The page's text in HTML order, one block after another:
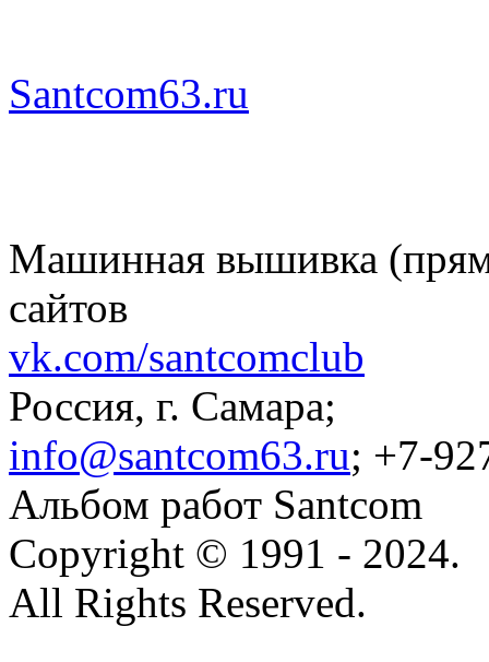
Santcom63.ru
Машинная вышивка
сайтов
vk.com/santcomclub
Россия, г. Самара;
info@santcom63.ru; +7-
Альбом работ Santcom
Copyright © 1991 - 2024.
All Rights Reserved.